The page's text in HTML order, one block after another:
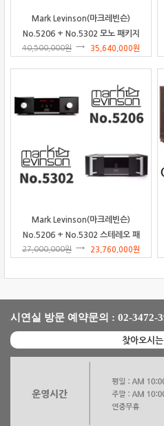
Mark Levinson(마크레빈슨)
No.5206 + No.5302 모노 패키지
40,500,000원 35,640,000원
Mark Levinson(마크레빈슨)
No.5206 + No.5302 스테레오 패
키지
27,000,000원 23,760,000원
시연실 방문 예약문의 : 02-3472-
찾아오시